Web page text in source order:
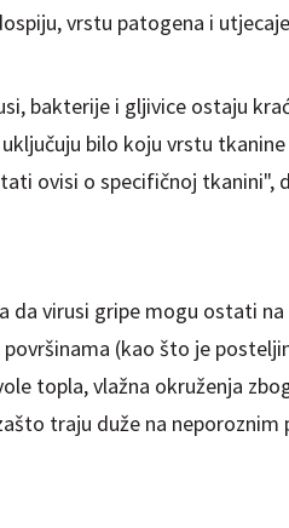
vrstu patogena i
bakterije i gljivice ostaju
bilo koju vrstu
ovisi o specifičnoj tkanini",
da virusi gripe mogu ostati
(kao što je
topla, vlažna okruženja
traju duže na